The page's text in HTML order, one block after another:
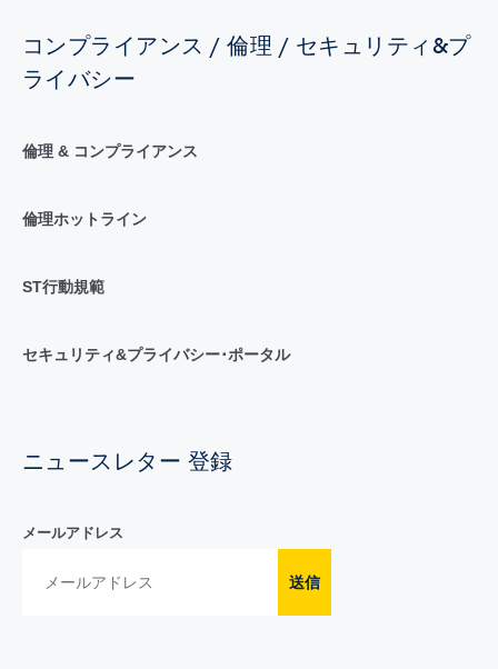
コンプライアンス / 倫理 / セキュリティ&プ
ライバシー
倫理 & コンプライアンス
倫理ホットライン
ST行動規範
セキュリティ&プライバシー･ポータル
ニュースレター 登録
メールアドレス
送信